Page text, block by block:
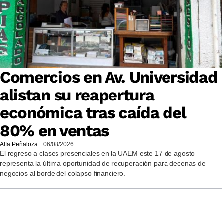
Comercios en Av. Universidad
alistan su reapertura
económica tras caída del
80% en ventas
Alfa Peñaloza 06/08/2026
El regreso a clases presenciales en la UAEM este 17 de agosto
representa la última oportunidad de recuperación para decenas de
negocios al borde del colapso financiero.